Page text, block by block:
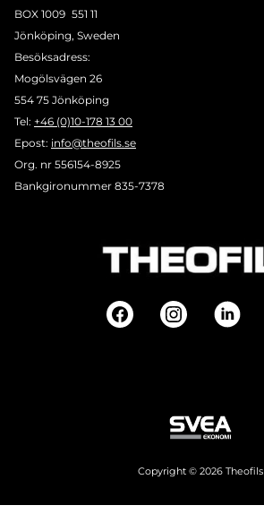
BOX 1009 551 11
Jönköping, Sweden
Besöksadress:
Mogölsvägen 26
554 75 Jönköping
Tel: +46 (0)10-178 13 00
Epost: info@theofils.se
Org. nr 556154-8925
Bankgironummer 835-7378
Copyright © 2026 Theofils